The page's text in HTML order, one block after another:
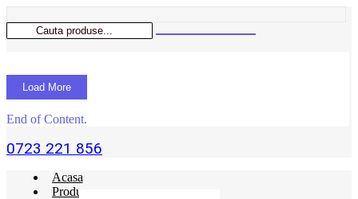
Load More
End of Content.
0723 221 856
Acasa
Produse